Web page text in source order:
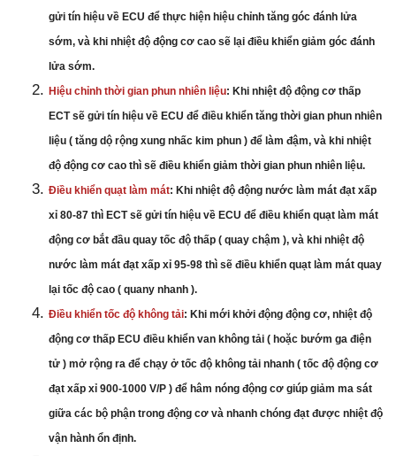
gửi tín hiệu về ECU để thực hiện hiệu chỉnh tăng góc đánh lửa
sớm, và khi nhiệt độ động cơ cao sẽ lại điều khiển giảm góc đánh
lửa sớm.
Hiệu chỉnh thời gian phun nhiên liệu: Khi nhiệt độ động cơ thấp
ECT sẽ gửi tín hiệu về ECU để điều khiển tăng thời gian phun nhiên
liệu ( tăng dộ rộng xung nhấc kim phun ) để làm đậm, và khi nhiệt
độ động cơ cao thì sẽ điều khiển giảm thời gian phun nhiên liệu.
Điều khiển quạt làm mát: Khi nhiệt độ động nước làm mát đạt xấp
xỉ 80-87 thì ECT sẽ gửi tín hiệu về ECU để điều khiển quạt làm mát
động cơ bắt đầu quay tốc độ thấp ( quay chậm ), và khi nhiệt độ
nước làm mát đạt xấp xỉ 95-98 thì sẽ điều khiển quạt làm mát quay
lại tốc độ cao ( quany nhanh ).
Điều khiển tốc độ không tải: Khi mới khởi động động cơ, nhiệt độ
động cơ thấp ECU điều khiển van không tải ( hoặc bướm ga điện
tử ) mở rộng ra để chạy ở tốc độ không tải nhanh ( tốc độ động cơ
đạt xấp xỉ 900-1000 V/P ) để hâm nóng động cơ giúp giảm ma sát
giữa các bộ phận trong động cơ và nhanh chóng đạt được nhiệt độ
vận hành ổn định.